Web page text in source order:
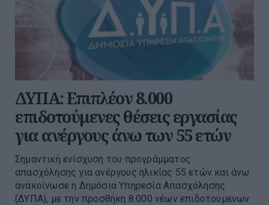
ΔΥΠΑ: Επιπλέον 8.000
επιδοτούμενες θέσεις εργασίας
για ανέργους άνω των 55 ετών
Σημαντική ενίσχυση του προγράμματος
απασχόλησης για ανέργους ηλικίας 55 ετών και άνω
ανακοίνωσε η Δημόσια Υπηρεσία Απασχόλησης
(ΔΥΠΑ), με την προσθήκη 8.000 νέων επιδοτούμενων